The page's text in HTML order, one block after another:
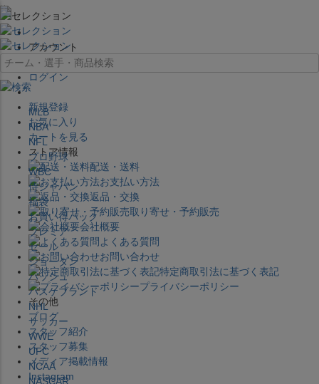
×
アカウント
ログイン
新規登録
お気に入り
カートを見る
ストア情報
配送・送料
お支払い方法
返品・交換
取り寄せ・予約販売
会社概要
よくある質問
お問い合わせ
特定商取引法に基づく表記
プライバシーポリシー
その他
ブログ
スタッフ紹介
スタッフ募集
メディア掲載情報
Instagram
MLB
NBA
NFL
プロ野球
WBC
侍ジャパン
福袋
お買い得パック
プレミア
セール
ジョーダン
バッシュ
バスケブランド
NHL
サッカー
WWE
UFC
NCAA
NASCAR